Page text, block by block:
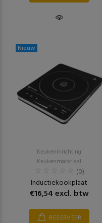
Nieuw
Keukeninrichting
Keukenmateriaal
(0)
Inductiekookplaat
€16,54 excl. btw
RESERVEER